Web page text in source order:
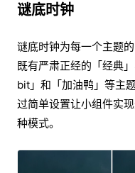
谜底时钟
谜底时钟为每一个主题
既有严肃正经的「经典
bit」和「加油鸭」等主
过简单设置让小组件实
种模式。